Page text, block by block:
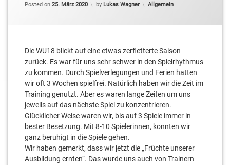
Posted on 25. März 2020 by Lukas Wagner Categories:
Allgemein
Die WU18 blickt auf eine etwas zerfletterte Saison
zurück. Es war für uns sehr schwer in den Spielrhythmus
zu kommen. Durch Spielverlegungen und Ferien hatten
wir oft 3 Wochen spielfrei. Natürlich haben wir die Zeit im
Training genutzt. Aber es waren lange Zeiten um uns
jeweils auf das nächste Spiel zu konzentrieren.
Glücklicher Weise waren wir, bis auf 3 Spiele immer in
bester Besetzung. Mit 8-10 Spielerinnen, konnten wir
ganz beruhigt in die Spiele gehen.
Wir haben gemerkt, dass wir jetzt die „Früchte unserer
Ausbildung ernten“. Das wurde uns auch von Trainern